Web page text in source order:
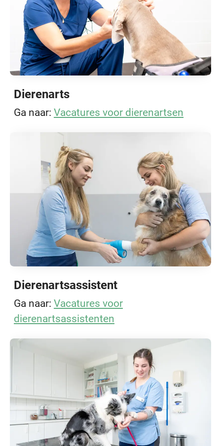
Dierenarts
Ga naar: Vacatures voor dierenartsen
Dierenartsassistent
Ga naar: Vacatures voor
dierenartsassistenten